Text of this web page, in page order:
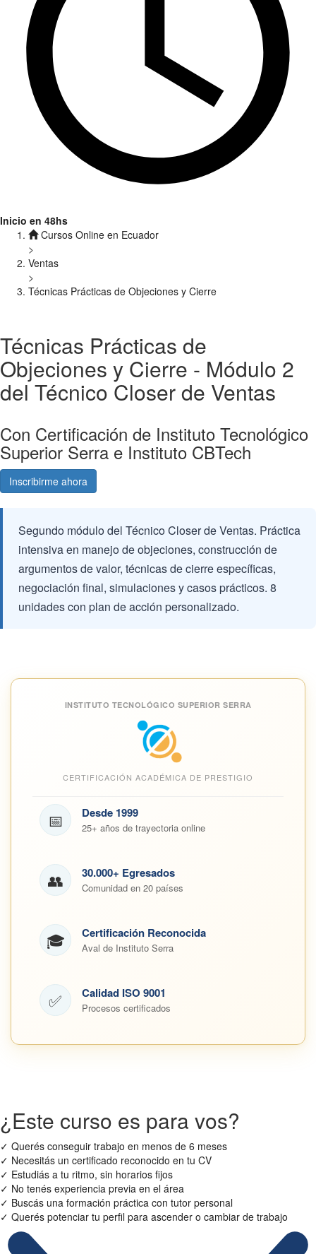
Inicio en 48hs
Cursos Online en Ecuador
>
Ventas
>
Técnicas Prácticas de Objeciones y Cierre
Técnicas Prácticas de
Objeciones y Cierre - Módulo 2
del Técnico Closer de Ventas
Con Certificación de Instituto Tecnológico
Superior Serra e Instituto CBTech
Inscribirme ahora
Segundo módulo del Técnico Closer de Ventas. Práctica
intensiva en manejo de objeciones, construcción de
argumentos de valor, técnicas de cierre específicas,
negociación final, simulaciones y casos prácticos. 8
unidades con plan de acción personalizado.
INSTITUTO TECNOLÓGICO SUPERIOR SERRA
CERTIFICACIÓN ACADÉMICA DE PRESTIGIO
📅 Desde 1999
25+ años de trayectoria online
👥 30.000+ Egresados
Comunidad en 20 países
🎓 Certificación Reconocida
Aval de Instituto Serra
✅ Calidad ISO 9001
Procesos certificados
¿Este curso es para vos?
✓ Querés conseguir trabajo en menos de 6 meses
✓ Necesitás un certificado reconocido en tu CV
✓ Estudiás a tu ritmo, sin horarios fijos
✓ No tenés experiencia previa en el área
✓ Buscás una formación práctica con tutor personal
✓ Querés potenciar tu perfil para ascender o cambiar de trabajo